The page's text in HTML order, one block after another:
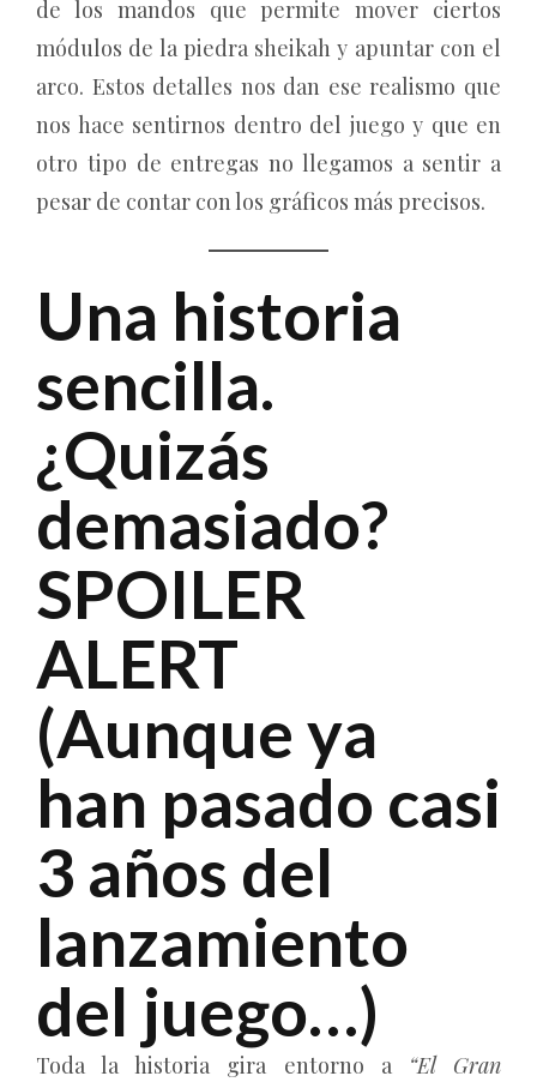
de los mandos que permite mover ciertos
módulos de la piedra sheikah y apuntar con el
arco. Estos detalles nos dan ese realismo que
nos hace sentirnos dentro del juego y que en
otro tipo de entregas no llegamos a sentir a
pesar de contar con los gráficos más precisos.
Una historia
sencilla.
¿Quizás
demasiado?
SPOILER
ALERT
(Aunque ya
han pasado casi
3 años del
lanzamiento
del juego…)
Toda la historia gira entorno a “El Gran